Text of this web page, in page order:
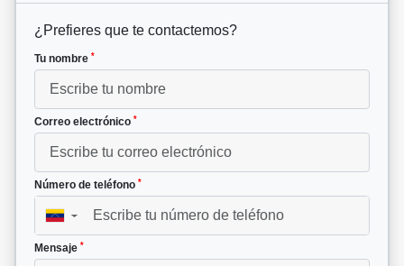
¿Prefieres que te contactemos?
Tu nombre *
Correo electrónico *
Número de teléfono *
▼
Mensaje *